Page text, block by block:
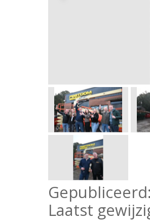
Gepubliceerd:
Laatst